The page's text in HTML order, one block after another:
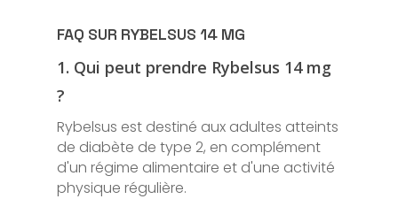
FAQ SUR RYBELSUS 14 MG
1. Qui peut prendre Rybelsus 14 mg
?
Rybelsus est destiné aux adultes atteints
de diabète de type 2, en complément
d'un régime alimentaire et d'une activité
physique régulière.